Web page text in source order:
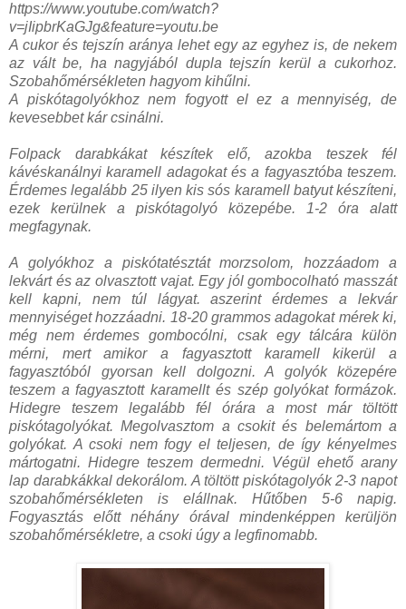
https://www.youtube.com/watch?
v=jIipbrKaGJg&feature=youtu.be
A cukor és tejszín aránya lehet egy az egyhez is, de nekem
az vált be, ha nagyjából dupla tejszín kerül a cukorhoz.
Szobahőmérsékleten hagyom kihűlni.
A piskótagolyókhoz nem fogyott el ez a mennyiség, de
kevesebbet kár csinálni.
Folpack darabkákat készítek elő, azokba teszek fél
kávéskanálnyi karamell adagokat és a fagyasztóba teszem.
Érdemes legalább 25 ilyen kis sós karamell batyut készíteni,
ezek kerülnek a piskótagolyó közepébe. 1-2 óra alatt
megfagynak.
A golyókhoz a piskótatésztát morzsolom, hozzáadom a
lekvárt és az olvasztott vajat. Egy jól gombocolható masszát
kell kapni, nem túl lágyat. aszerint érdemes a lekvár
mennyiséget hozzáadni. 18-20 grammos adagokat mérek ki,
még nem érdemes gombocólni, csak egy tálcára külön
mérni, mert amikor a fagyasztott karamell kikerül a
fagyasztóból gyorsan kell dolgozni. A golyók közepére
teszem a fagyasztott karamellt és szép golyókat formázok.
Hidegre teszem legalább fél órára a most már töltött
piskótagolyókat. Megolvasztom a csokit és belemártom a
golyókat. A csoki nem fogy el teljesen, de így kényelmes
mártogatni. Hidegre teszem dermedni. Végül ehető arany
lap darabkákkal dekorálom. A töltött piskótagolyók 2-3 napot
szobahőmérsékleten is elállnak. Hűtőben 5-6 napig.
Fogyasztás előtt néhány órával mindenképpen kerüljön
szobahőmérsékletre, a csoki úgy a legfinomabb.